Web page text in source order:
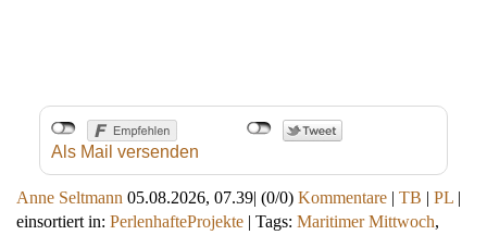
Als Mail versenden
Anne Seltmann 05.08.2026, 07.39| (0/0) Kommentare | TB | PL |
einsortiert in: PerlenhafteProjekte | Tags: Maritimer Mittwoch,